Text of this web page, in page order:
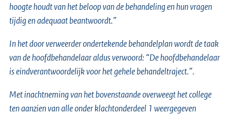
hoogte houdt van het beloop van de behandeling en hun vragen
tijdig en adequaat beantwoordt.”
In het door verweerder ondertekende behandelplan wordt de taak
van de hoofdbehandelaar aldus verwoord: “De hoofdbehandelaar
is eindverantwoordelijk voor het gehele behandeltraject.”.
Met inachtneming van het bovenstaande overweegt het college
ten aanzien van alle onder klachtonderdeel 1 weergegeven